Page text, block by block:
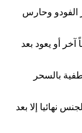
الفودو وحارس
أو يعود بعد
بالسحر
نهائيا إلا بعد